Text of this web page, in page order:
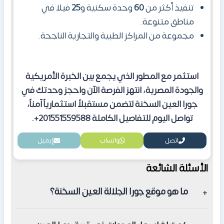
تنفيذ أكثر من60وحدة سكنية و25فيلا في
مناطق متنوعة.
مجموعة من المراكز الطبية والتجارية الناجحة.
استثمر مع المطور الذي يجمع بين الخبرة الأمريكية
والجودة المصرية، انتهز الفرصة الآن واحجز وحدتك في
جورا العين السخنة لتضمن مستقبلاً استثمارياً آمناً،
تواصل اليوم للتفاصيل الكاملة 201551559588+.
اتصل واتساب إيميل
الأسئلة الشائعة
ما هو موقع جورا الجلالة العين السخنة؟